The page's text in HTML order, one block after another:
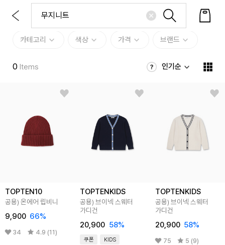
카테고리 색상 가격 브랜드
0 Items 인기순
TOPTEN10
공용) 온에어 립비니
9,900 66%
34 4.9 (11)
TOPTENKIDS
공용) 브이넥 스웨터
가디건
20,900 58%
쿠폰 KIDS
TOPTENKIDS
공용) 브이넥 스웨터
가디건
20,900 58%
75 5 (9)